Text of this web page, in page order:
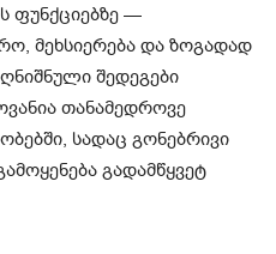
ფუნქციებზე —
მეხსიერება და ზოგადად
შედეგები
თანამედროვე
სადაც გონებრივი
გადამწყვეტ